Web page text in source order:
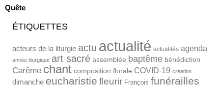
Quête
ÉTIQUETTES
acteurs de la liturgie actu actualité actualités agenda
année liturgique art sacré assemblée baptême bénédiction
Carême chant composition florale COVID-19 création
dimanche eucharistie fleurir François funérailles